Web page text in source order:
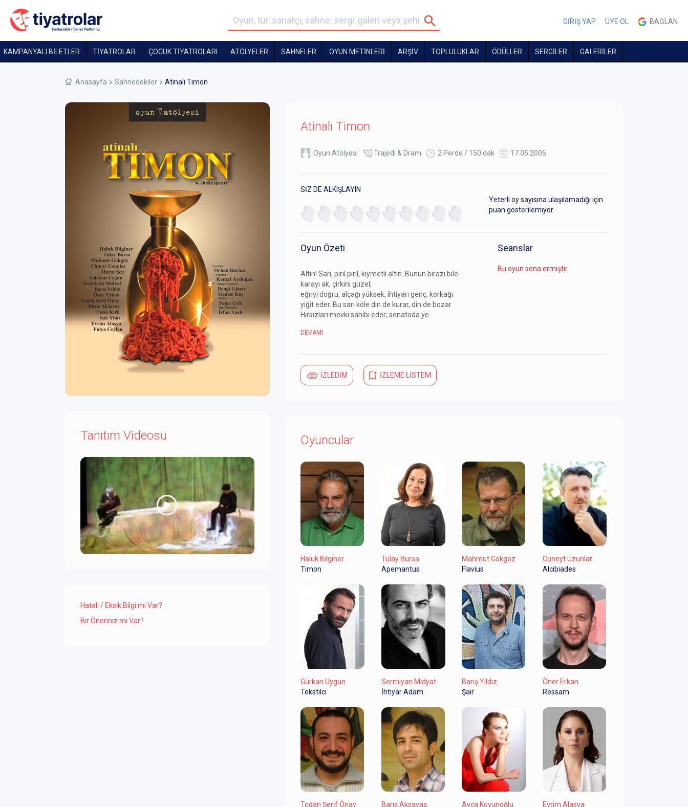
GİRİŞ YAP ÜYE OL BAĞLAN
KAMPANYALI BİLETLER TİYATROLAR ÇOCUK TIYATROLARI ATÖLYELER SAHNELER OYUN METİNLERİ ARŞİV TOPLULUKLAR ÖDÜLLER SERGİLER GALERİLER
Anasayfa Sahnedekiler Atinalı Timon
Tanıtım Videosu
Hatalı / Eksik Bilgi mi Var?
Bir Öneriniz mi Var?
Atinalı Timon
Oyun Atölyesi Trajedi & Dram 2 Perde / 150 dak 17.05.2005
SİZ DE ALKIŞLAYIN
Yeterli oy sayısına ulaşılamadığı için
puan gösterilemiyor.
Oyun Özeti
Altın! Sarı, pırıl pırıl, kıymetli altın. Bunun birazı bile
karayı ak, çirkini güzel,
eğriyi doğru, alçağı yüksek, ihtiyarı genç, korkağı
yiğit eder. Bu sarı köle din de kurar, din de bozar.
Hırsızları mevki sahibi eder; senatoda ye
DEVAMI
Seanslar
Bu oyun sona ermiştir.
İZLEDİM İZLEME LİSTEM
Oyuncular
Haluk Bilginer
Timon
Tülay Bursa
Apemantus
Mahmut Gökgöz
Flavius
Cüneyt Uzunlar
Alcibiades
Gürkan Uygun
Tekstilci
Sermiyan Midyat
İhtiyar Adam
Barış Yıldız
Şair
Öner Erkan
Ressam
Toğan Şerif Önay
Barış Aksavaş
Ayça Koyunoğlu
Evrim Alasya